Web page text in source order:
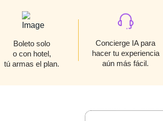
Boleto solo
o con hotel,
tú armas el plan.
Concierge IA para
hacer tu experiencia
aún más fácil.